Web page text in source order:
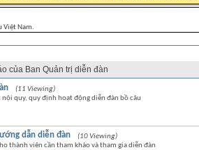
Việt Nam.
của Ban Quản trị diễn đàn
(11 Viewing)
nội quy, quy định hoạt động diễn đàn bồ câu
dẫn diễn đàn
(10 Viewing)
thành viên cần tham khảo và tham gia diễn đàn